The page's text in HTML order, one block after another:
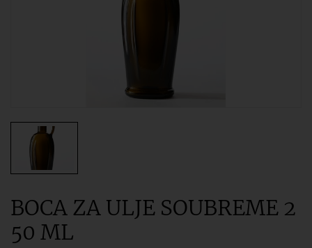
BOCA ZA ULJE SOUBREME 2
50 ML